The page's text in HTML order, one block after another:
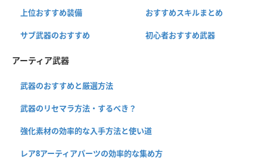
上位おすすめ装備 おすすめスキルまとめ
サブ武器のおすすめ 初心者おすすめ武器
アーティア武器
武器のおすすめと厳選方法
武器のリセマラ方法・するべき？
強化素材の効率的な入手方法と使い道
レア8アーティアパーツの効率的な集め方